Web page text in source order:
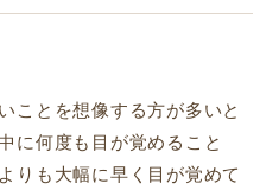
ことを想像する方が多いと
に何度も目が覚めること
りも大幅に早く目が覚めて